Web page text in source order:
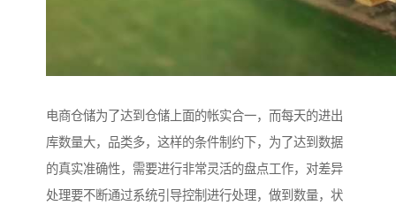
电商仓储为了达到仓储上面的帐实合一，而每天的进出
库数量大，品类多，这样的条件制约下，为了达到数据
的真实准确性，需要进行非常灵活的盘点工作，对差异
处理要不断通过系统引导控制进行处理，做到数量，状